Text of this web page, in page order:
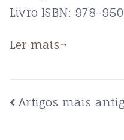
Livro ISBN: 978-
Ler mais
Navegação
Artigos mais